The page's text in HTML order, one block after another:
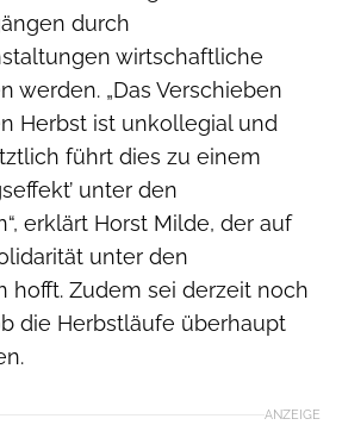
durch
wirtschaftliche
werden. „Das Verschieben
Herbst ist unkollegial und
führt dies zu einem
unter den
erklärt Horst Milde, der auf
unter den
hofft. Zudem sei derzeit noch
die Herbstläufe überhaupt
ANZEIGE